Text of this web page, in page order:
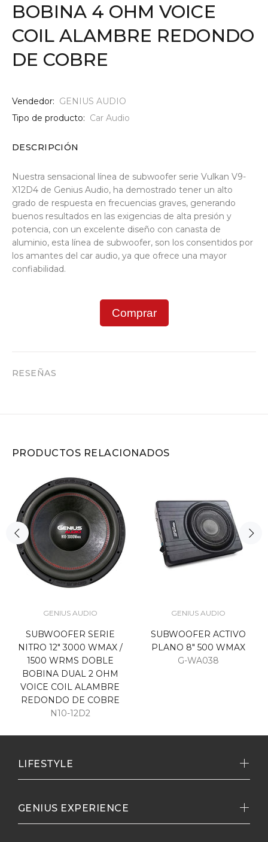
BOBINA 4 OHM VOICE
COIL ALAMBRE REDONDO
DE COBRE
Vendedor: GENIUS AUDIO
Tipo de producto: Car Audio
DESCRIPCIÓN
Nuestra sensacional línea de subwoofer serie Vulkan V9-
X12D4 de Genius Audio, ha demostrado tener un alto
grado de respuesta en frecuencias graves, generando
buenos resultados en las exigencias de alta presión y
potencia, con un excelente diseño con canasta de
aluminio, esta línea de subwoofer, son los consentidos por
los amantes del car audio, ya que ofrece una mayor
confiabilidad.
Comprar
RESEÑAS
PRODUCTOS RELACIONADOS
GENIUS AUDIO
SUBWOOFER SERIE
NITRO 12" 3000 WMAX /
1500 WRMS DOBLE
BOBINA DUAL 2 OHM
VOICE COIL ALAMBRE
REDONDO DE COBRE
N10-12D2
GENIUS AUDIO
SUBWOOFER ACTIVO
PLANO 8" 500 WMAX
G-WA038
LIFESTYLE
GENIUS EXPERIENCE